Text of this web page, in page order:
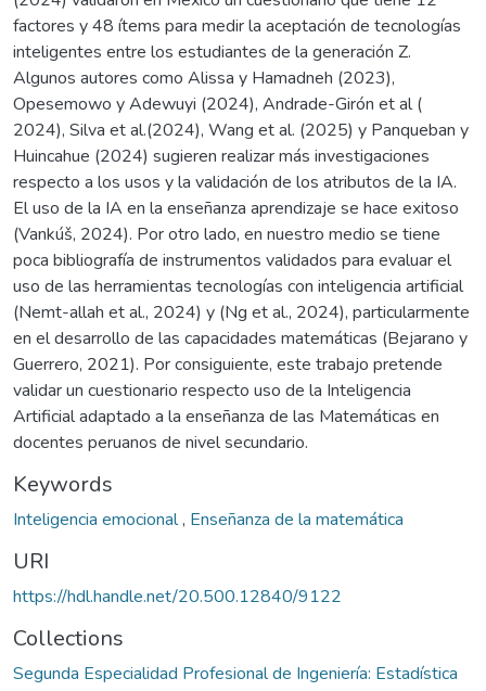
factores y 48 ítems para medir la aceptación de tecnologías
inteligentes entre los estudiantes de la generación Z.
Algunos autores como Alissa y Hamadneh (2023),
Opesemowo y Adewuyi (2024), Andrade-Girón et al (
2024), Silva et al.(2024), Wang et al. (2025) y Panqueban y
Huincahue (2024) sugieren realizar más investigaciones
respecto a los usos y la validación de los atributos de la IA.
El uso de la IA en la enseñanza aprendizaje se hace exitoso
(Vankúš, 2024). Por otro lado, en nuestro medio se tiene
poca bibliografía de instrumentos validados para evaluar el
uso de las herramientas tecnologías con inteligencia artificial
(Nemt-allah et al., 2024) y (Ng et al., 2024), particularmente
en el desarrollo de las capacidades matemáticas (Bejarano y
Guerrero, 2021). Por consiguiente, este trabajo pretende
validar un cuestionario respecto uso de la Inteligencia
Artificial adaptado a la enseñanza de las Matemáticas en
docentes peruanos de nivel secundario.
Keywords
Inteligencia emocional, Enseñanza de la matemática
URI
https://hdl.handle.net/20.500.12840/9122
Collections
Segunda Especialidad Profesional de Ingeniería: Estadística